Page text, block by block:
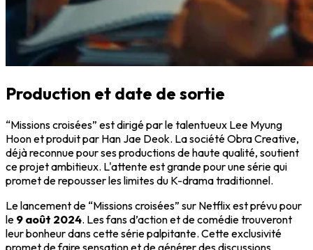
Production et date de sortie
“Missions croisées” est dirigé par le talentueux Lee Myung
Hoon et produit par Han Jae Deok. La société Obra Creative,
déjà reconnue pour ses productions de haute qualité, soutient
ce projet ambitieux. L'attente est grande pour une série qui
promet de repousser les limites du K-drama traditionnel.
Le lancement de “Missions croisées” sur Netflix est prévu pour
le 9 août 2024. Les fans d’action et de comédie trouveront
leur bonheur dans cette série palpitante. Cette exclusivité